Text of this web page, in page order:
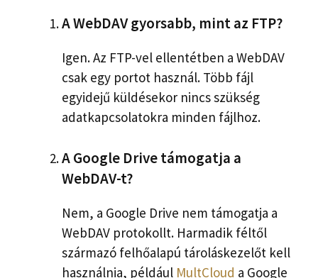
A WebDAV gyorsabb, mint az FTP?
Igen. Az FTP-vel ellentétben a WebDAV
csak egy portot használ. Több fájl
egyidejű küldésekor nincs szükség
adatkapcsolatokra minden fájlhoz.
A Google Drive támogatja a
WebDAV-t?
Nem, a Google Drive nem támogatja a
WebDAV protokollt. Harmadik féltől
származó felhőalapú tároláskezelőt kell
használnia, például MultCloud a Google